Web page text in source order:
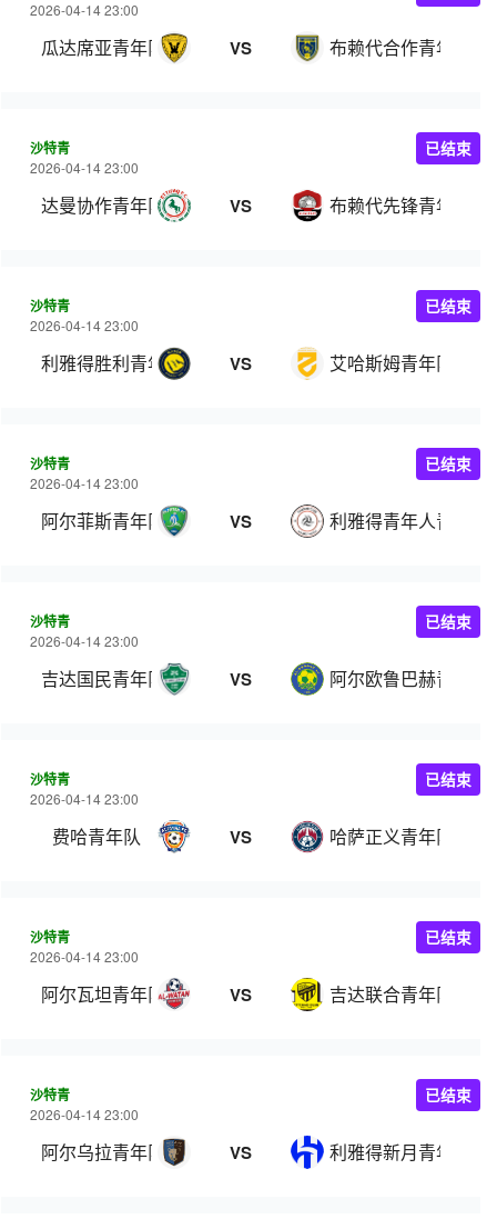
2026-04-14 23:00
瓜达席亚青年队 VS 布赖代合作青年队
沙特青
2026-04-14 23:00
达曼协作青年队 VS 布赖代先锋青年队
已结束
沙特青
2026-04-14 23:00
利雅得胜利青年队 VS 艾哈斯姆青年队
已结束
沙特青
2026-04-14 23:00
阿尔菲斯青年队 VS 利雅得青年人青年队
已结束
沙特青
2026-04-14 23:00
吉达国民青年队 VS 阿尔欧鲁巴赫青年队
已结束
沙特青
2026-04-14 23:00
费哈青年队 VS 哈萨正义青年队
已结束
沙特青
2026-04-14 23:00
阿尔瓦坦青年队 VS 吉达联合青年队
已结束
沙特青
2026-04-14 23:00
阿尔乌拉青年队 VS 利雅得新月青年队
已结束